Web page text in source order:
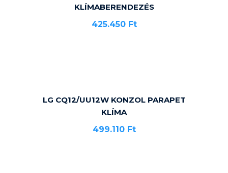
KLÍMABERENDEZÉS
425.450 Ft
LG CQ12/UU12W KONZOL PARAPET
KLÍMA
499.110 Ft